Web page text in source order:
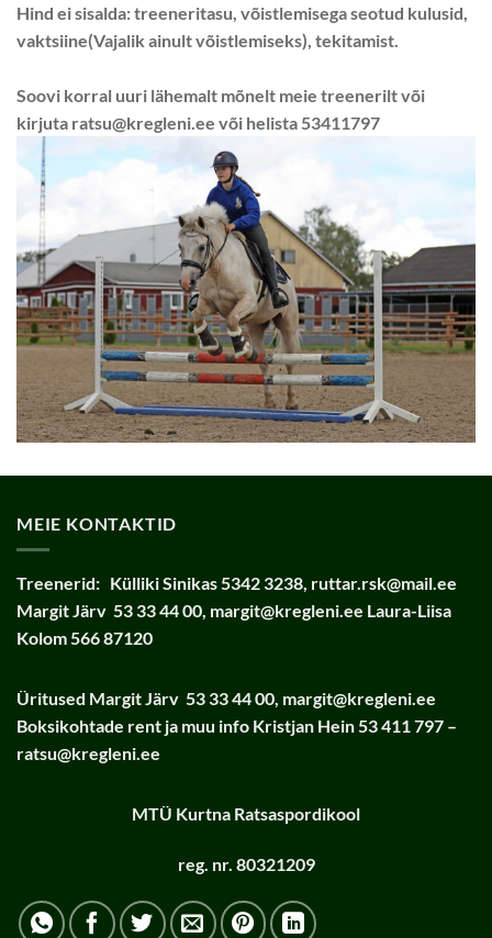
Hind ei sisalda: treeneritasu, võistlemisega seotud kulusid,
vaktsiine(Vajalik ainult võistlemiseks), tekitamist.
Soovi korral uuri lähemalt mõnelt meie treenerilt või
kirjuta ratsu@kregleni.ee või helista 53411797
MEIE KONTAKTID
Treenerid: Külliki Sinikas 5342 3238, ruttar.rsk@mail.ee
Margit Järv 53 33 44 00, margit@kregleni.ee Laura-Liisa
Kolom 566 87120
Üritused Margit Järv 53 33 44 00, margit@kregleni.ee
Boksikohtade rent ja muu info Kristjan Hein 53 411 797 –
ratsu@kregleni.ee
MTÜ Kurtna Ratsaspordikool
reg. nr. 80321209